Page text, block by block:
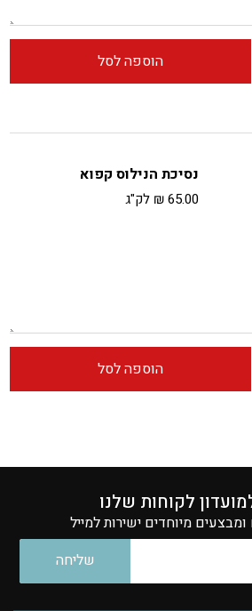
הוספה לסל
נסיכת הנילוס קפוא
₪65.00 לק"ג
הוספה לסל
לקוחות שלנו
מיוחדים ישירות למייל